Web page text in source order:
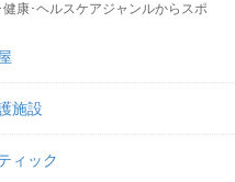
康･ヘルスケアジャンルからスポ
施設
ィック